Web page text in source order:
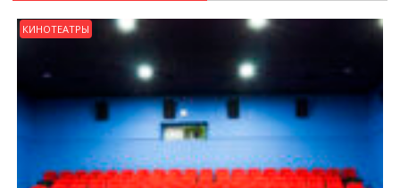
КИНОТЕАТРЫ